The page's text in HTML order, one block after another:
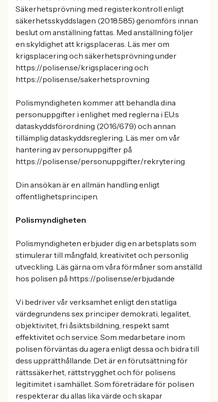
Säkerhetsprövning med registerkontroll enligt
säkerhetsskyddslagen (2018:585) genomförs innan
beslut om anställning fattas. Med anställning följer
en skyldighet att krigsplaceras. Läs mer om
krigsplacering och säkerhetsprövning under
https://polisen.se/krigsplacering och
https://polisen.se/sakerhetsprovning
Polismyndigheten kommer att behandla dina
personuppgifter i enlighet med reglerna i EU:s
dataskyddsförordning (2016/679) och annan
tillämplig dataskyddsreglering. Läs mer om vår
hantering av personuppgifter på
https://polisen.se/personuppgifter/rekrytering
Din ansökan är en allmän handling enligt
offentlighetsprincipen.
Polismyndigheten
Polismyndigheten erbjuder dig en arbetsplats som
stimulerar till mångfald, kreativitet och personlig
utveckling. Läs gärna om våra förmåner som anställd
hos polisen på https://polisen.se/erbjudande
Vi bedriver vår verksamhet enligt den statliga
värdegrundens sex principer demokrati, legalitet,
objektivitet, fri åsiktsbildning, respekt samt
effektivitet och service. Som medarbetare inom
polisen förväntas du agera enligt dessa och bidra till
dess upprätthållande. Det är en förutsättning för
rättssäkerhet, rättstrygghet och för polisens
legitimitet i samhället. Som företrädare för polisen
respekterar du allas lika värde och skapar